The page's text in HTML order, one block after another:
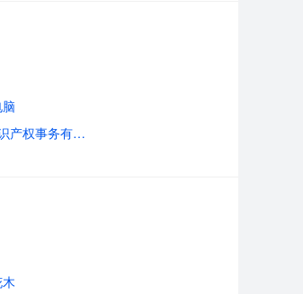
池州市华诚知识产权事务有限公司